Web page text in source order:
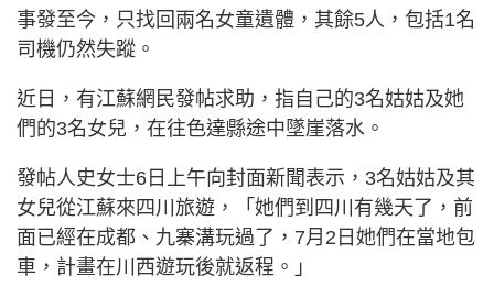
事發至今，只找回兩名女童遺體，其餘5人，包括1名
司機仍然失蹤。
近日，有江蘇網民發帖求助，指自己的3名姑姑及她
們的3名女兒，在往色達縣途中墜崖落水。
發帖人史女士6日上午向封面新聞表示，3名姑姑及其
女兒從江蘇來四川旅遊，「她們到四川有幾天了，前
面已經在成都、九寨溝玩過了，7月2日她們在當地包
車，計畫在川西遊玩後就返程。」